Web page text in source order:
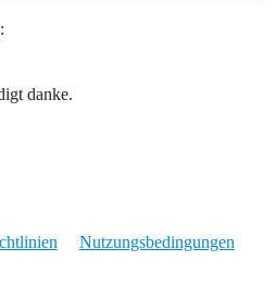
danke.
Nutzungsbedingungen